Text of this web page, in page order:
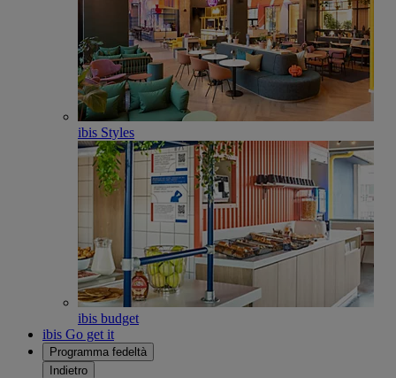
ibis Styles
ibis budget
ibis Go get it
Programma fedeltà
Indietro